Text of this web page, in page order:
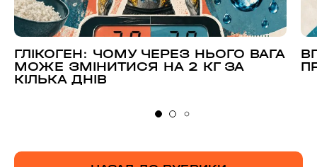
ГЛІКОГЕН: ЧОМУ ЧЕРЕЗ НЬОГО ВАГА
МОЖЕ ЗМІНИТИСЯ НА 2 КГ ЗА
КІЛЬКА ДНІВ